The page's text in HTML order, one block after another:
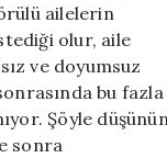
ailelerin
olur, aile
ve doyumsuz
bu fazla
Şöyle
sonra